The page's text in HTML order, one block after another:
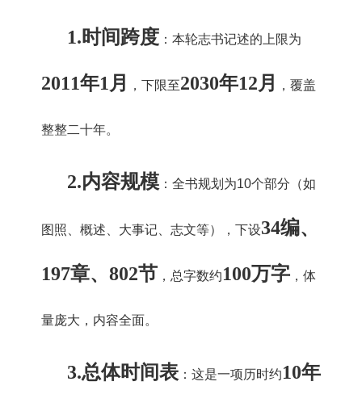
1.时间跨度 ：本轮志书记述的上限为
2011年1月 ，下限至2030年12月 ，覆盖
整整二十年。
2.内容规模：全书规划为10个部分（如
图照、概述、大事记、志文等），下设34编、
197章、802节 ，总字数约100万字，体
量庞大，内容全面。
3.总体时间表：这是一项历时约10年